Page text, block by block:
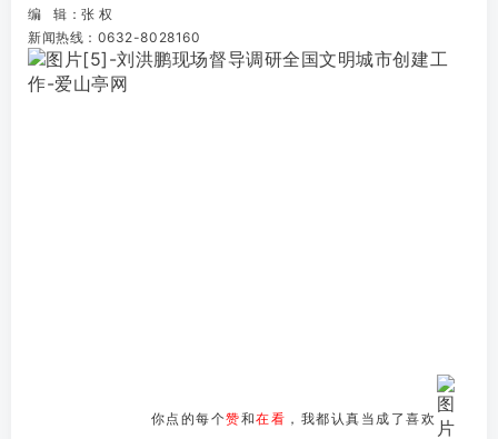
编 辑：张 权
新闻热线：0632-8028160
你点的每个赞和在看 ，我都认真当成了喜欢